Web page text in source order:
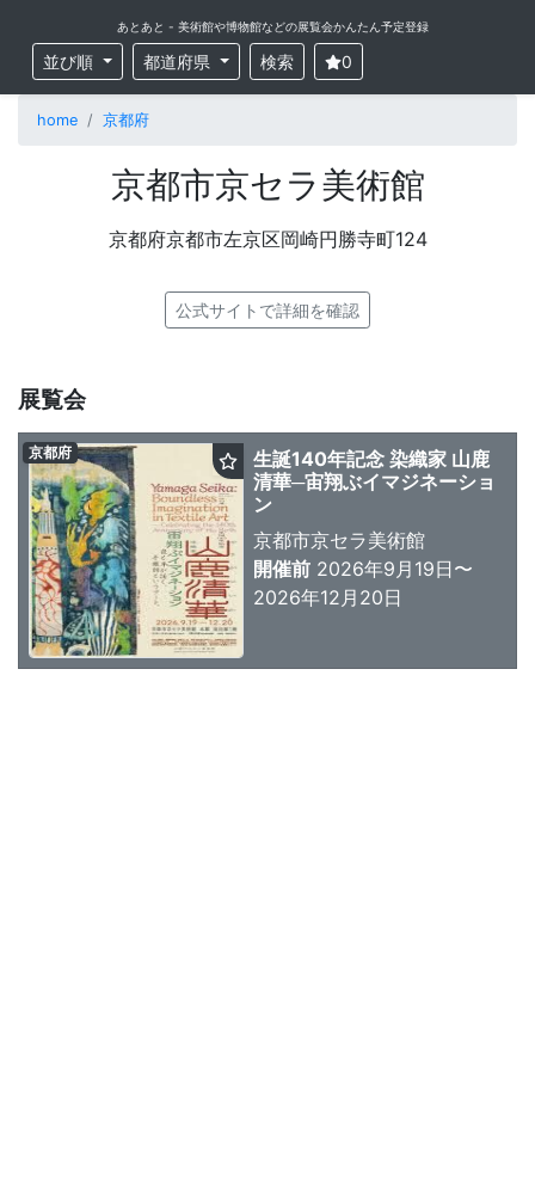
あとあと - 美術館や博物館などの展覧会かんたん予定登録
並び順 都道府県 検索 0
home 京都府
京都市京セラ美術館
京都府京都市左京区岡崎円勝寺町124
公式サイトで詳細を確認
展覧会
生誕140年記念 染織家 山鹿
清華─宙翔ぶイマジネーショ
ン
京都市京セラ美術館
開催前 2026年9月19日〜
2026年12月20日
京都府